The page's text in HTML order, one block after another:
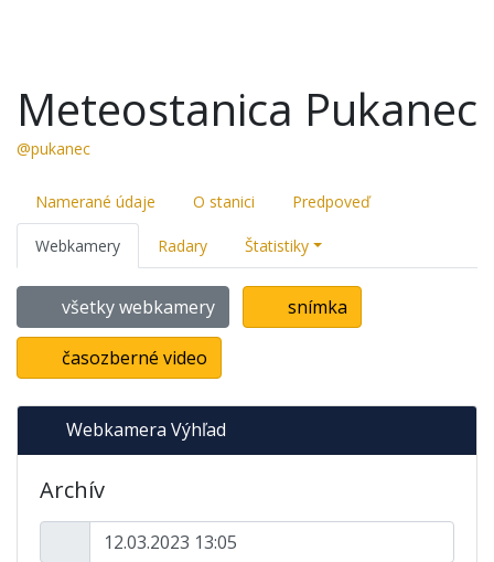
Meteostanica Pukanec
@pukanec
Namerané údaje O stanici Predpoveď
Webkamery Radary Štatistiky
všetky webkamery snímka
časozberné video
Webkamera Výhľad
Archív